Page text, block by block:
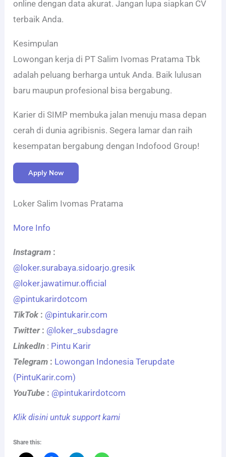
online dengan data akurat. Jangan lupa siapkan CV
terbaik Anda.
Kesimpulan
Lowongan kerja di PT Salim Ivomas Pratama Tbk
adalah peluang berharga untuk Anda. Baik lulusan
baru maupun profesional bisa bergabung.
Karier di SIMP membuka jalan menuju masa depan
cerah di dunia agribisnis. Segera lamar dan raih
kesempatan bergabung dengan Indofood Group!
Apply Now
Loker Salim Ivomas Pratama
More Info
Instagram :
@loker.surabaya.sidoarjo.gresik
@loker.jawatimur.official
@pintukarirdotcom
TikTok : @pintukarir.com
Twitter: @loker_subsdagre
LinkedIn : Pintu Karir
Telegram : Lowongan Indonesia Terupdate
(PintuKarir.com)
YouTube : @pintukarirdotcom
Klik disini untuk support kami
Share this: